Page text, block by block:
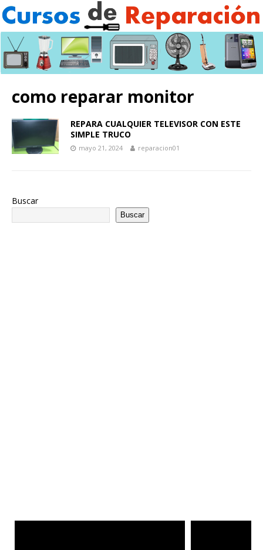
como reparar monitor
REPARA CUALQUIER TELEVISOR CON ESTE
SIMPLE TRUCO
mayo 21, 2024 reparacion01
Buscar
Buscar